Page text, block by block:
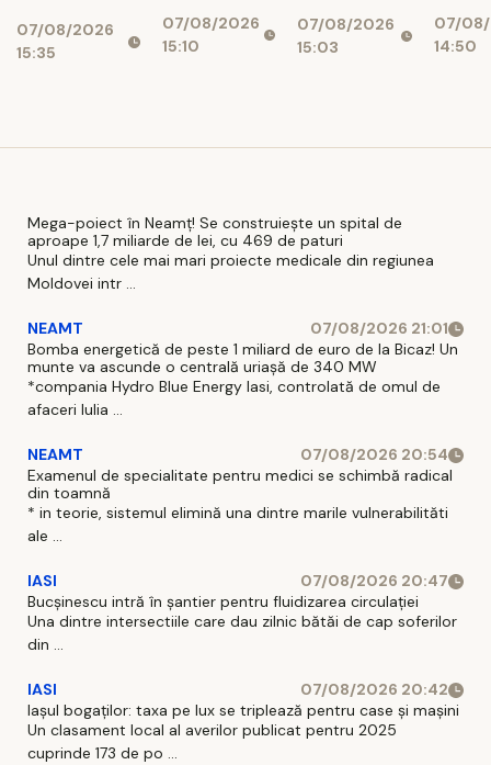
07/08/2026
15:35
Au rămas
doi
07/08/2026
15:10
07/08/2026
15:03
ieși
9
07/
14:50
Mega-poiect în Neamț! Se construiește un spital de
aproape 1,7 miliarde de lei, cu 469 de paturi
Unul dintre cele mai mari proiecte medicale din regiunea
Moldovei intr ...
NEAMT
07/08/2026 21:01
Bomba energetică de peste 1 miliard de euro de la Bicaz! Un
munte va ascunde o centrală uriașă de 340 MW
*compania Hydro Blue Energy Iasi, controlată de omul de
afaceri Iulia ...
NEAMT
07/08/2026 20:54
Examenul de specialitate pentru medici se schimbă radical
din toamnă
* in teorie, sistemul elimină una dintre marile vulnerabilităti
ale ...
IASI
07/08/2026 20:47
Bucșinescu intră în șantier pentru fluidizarea circulației
Una dintre intersectiile care dau zilnic bătăi de cap soferilor
din ...
IASI
07/08/2026 20:42
Iașul bogaților: taxa pe lux se triplează pentru case și mașini
Un clasament local al averilor publicat pentru 2025
cuprinde 173 de po ...